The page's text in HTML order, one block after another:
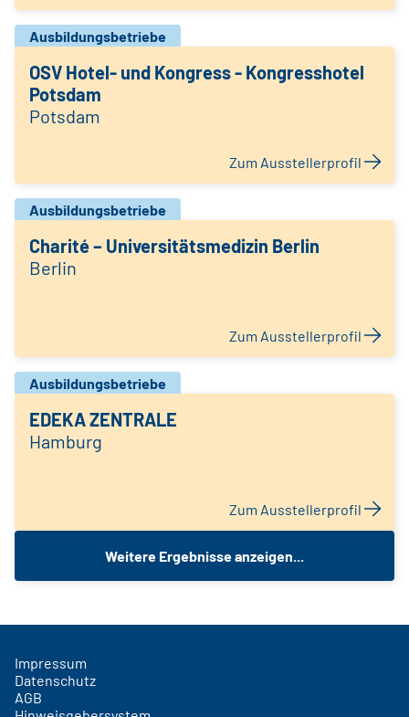
Ausbildungsbetriebe
OSV Hotel- und Kongress - Kongresshotel
Potsdam
Potsdam
Zum Ausstellerprofil
Ausbildungsbetriebe
Charité – Universitätsmedizin Berlin
Berlin
Zum Ausstellerprofil
Ausbildungsbetriebe
EDEKA ZENTRALE
Hamburg
Zum Ausstellerprofil
Weitere Ergebnisse anzeigen...
Impressum
Datenschutz
AGB